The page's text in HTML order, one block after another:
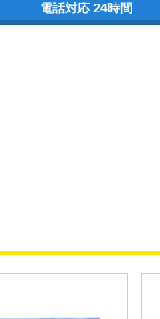
電話対応 24時間